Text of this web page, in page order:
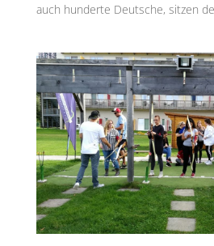
auch hunderte Deutsche, sitzen